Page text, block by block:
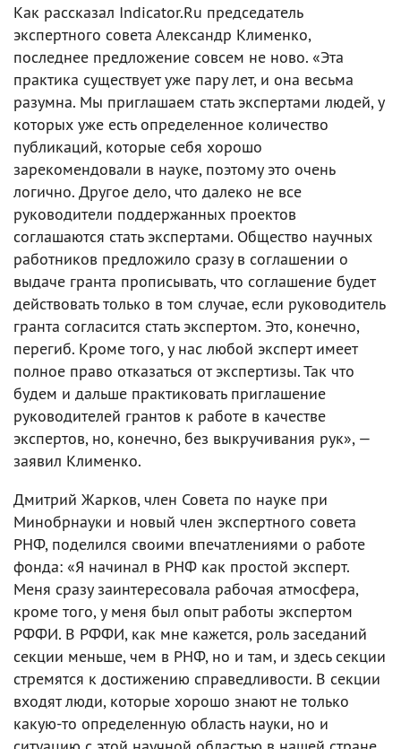
Как рассказал Indicator.Ru председатель
экспертного совета Александр Клименко,
последнее предложение совсем не ново. «Эта
практика существует уже пару лет, и она весьма
разумна. Мы приглашаем стать экспертами людей, у
которых уже есть определенное количество
публикаций, которые себя хорошо
зарекомендовали в науке, поэтому это очень
логично. Другое дело, что далеко не все
руководители поддержанных проектов
соглашаются стать экспертами. Общество научных
работников предложило сразу в соглашении о
выдаче гранта прописывать, что соглашение будет
действовать только в том случае, если руководитель
гранта согласится стать экспертом. Это, конечно,
перегиб. Кроме того, у нас любой эксперт имеет
полное право отказаться от экспертизы. Так что
будем и дальше практиковать приглашение
руководителей грантов к работе в качестве
экспертов, но, конечно, без выкручивания рук», —
заявил Клименко.
Дмитрий Жарков, член Совета по науке при
Минобрнауки и новый член экспертного совета
РНФ, поделился своими впечатлениями о работе
фонда: «Я начинал в РНФ как простой эксперт.
Меня сразу заинтересовала рабочая атмосфера,
кроме того, у меня был опыт работы экспертом
РФФИ. В РФФИ, как мне кажется, роль заседаний
секции меньше, чем в РНФ, но и там, и здесь секции
стремятся к достижению справедливости. В секции
входят люди, которые хорошо знают не только
какую-то определенную область науки, но и